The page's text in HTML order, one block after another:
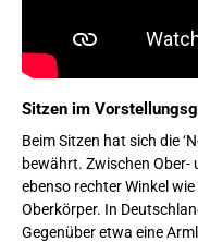
Sitzen im
Beim Sitzen hat sich die
bewährt. Zwischen Ober-
ebenso rechter Winkel
Oberkörper. In
Gegenüber etwa eine